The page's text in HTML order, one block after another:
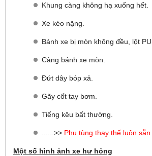
Khung càng không hạ xuống hết.
Xe kéo nặng.
Bánh xe bị mòn không đều, lột
Càng bánh xe mòn.
Đứt dây bóp xả.
Gãy cốt tay bơm.
Tiếng kêu bất thường.
......>> Phụ tùng thay thế luôn sẵn
​Một số hình ảnh xe hư hỏng